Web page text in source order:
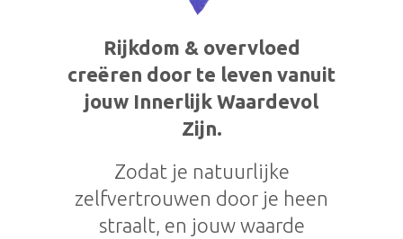
Rijkdom & overvloed
creëren door te leven vanuit
jouw Innerlijk Waardevol
Zijn.
Zodat je natuurlijke
zelfvertrouwen door je heen
straalt, en jouw waarde